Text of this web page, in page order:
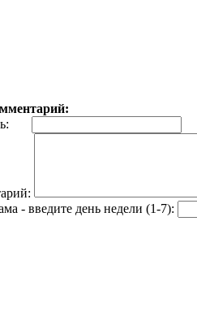
- введите день недели (1-7):